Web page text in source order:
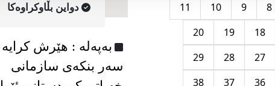
8
9
10
11
18
19
20
27
28
29
36
37
38
دواین بڵاوکراوه‌کا
به‌په‌له‌ : هێرش کرایە
سەر بنکەی سازمانی